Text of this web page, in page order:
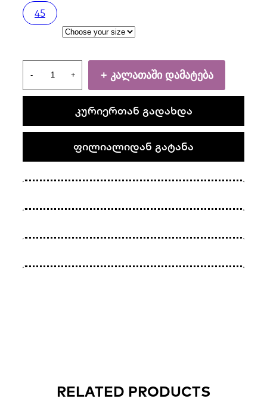
45
quantity
კალათაში დამატება
კურიერთან გადახდა
ფილიალიდან გატანა
RELATED PRODUCTS